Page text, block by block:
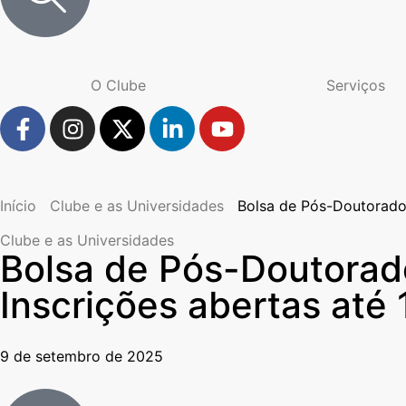
O Clube Serviços
Início Clube e as Universidades
Bolsa de Pós-
Clube e as Universidades
Bolsa de Pós-
Inscrições abertas até
9 de setembro de 2025